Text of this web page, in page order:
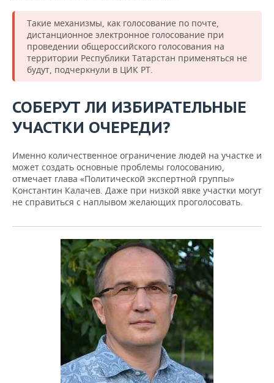
Такие механизмы, как голосование по почте,
дистанционное электронное голосование при
проведении общероссийского голосования на
территории Республики Татарстан применяться не
будут, подчеркнули в ЦИК РТ.
СОБЕРУТ ЛИ ИЗБИРАТЕЛЬНЫЕ
УЧАСТКИ ОЧЕРЕДИ?
Именно количественное ограничение людей на участке и
может создать основные проблемы голосованию,
отмечает глава «Политической экспертной группы»
Константин Калачев. Даже при низкой явке участки могут
не справиться с наплывом желающих проголосовать.